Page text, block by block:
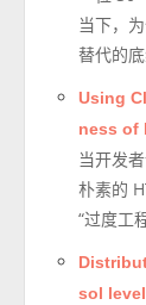
当下，
替代的底
Using
ness of
当开发
朴素的
“过度工
sol